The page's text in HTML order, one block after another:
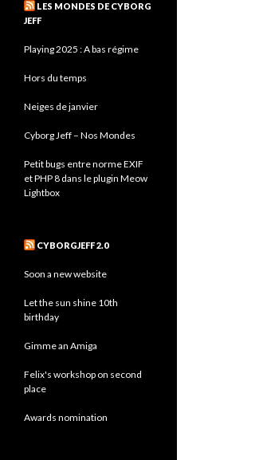
LES MONDES DE CYBORG
JEFF
Playing 2025 : A bas régime
Hors du temps
Neiges de janvier
Cyborg Jeff – Nos Mondes
Petit bugs entre norme EXIF
et PHP 8 dans le plugin Meow
Lightbox
CYBORGJEFF 2.0
Soon a new website
Let the sun shine 10th
birthday
Gimme an Amiga
Felix's workshop on second
place
Awards nomination